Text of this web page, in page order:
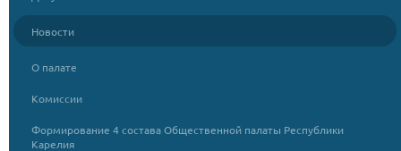
Новости
О палате
Комиссии
Формирование 4 состава Общественной палаты Республики
Карелия